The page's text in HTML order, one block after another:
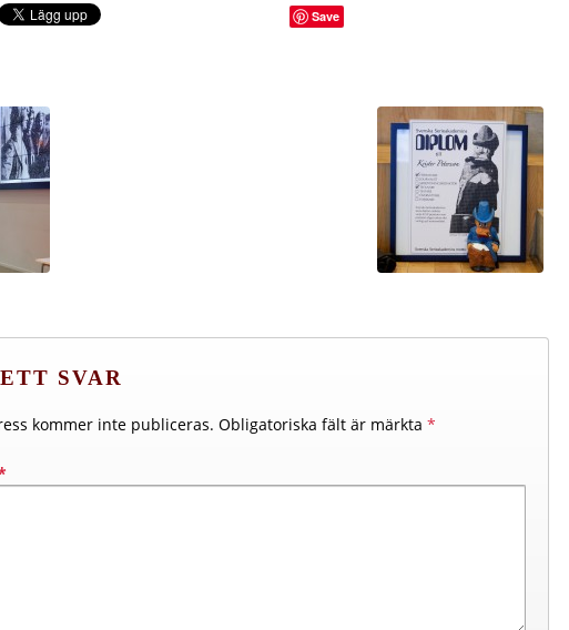
Save
SVAR
kommer inte publiceras. Obligatoriska fält är märkta *